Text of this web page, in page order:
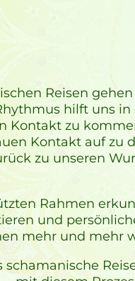
Reisen
hilft uns
Kontakt zu
Kontakt auf zu
zu unseren
Rahmen
und
mehr und mehr
schamanische